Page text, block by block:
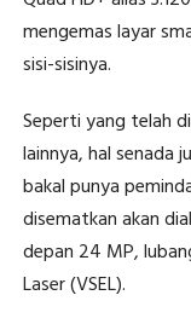
mengemas layar
sisi-sisinya.
Seperti yang telah
lainnya, hal senada
bakal punya
disematkan akan
depan 24 MP,
Laser (VSEL).